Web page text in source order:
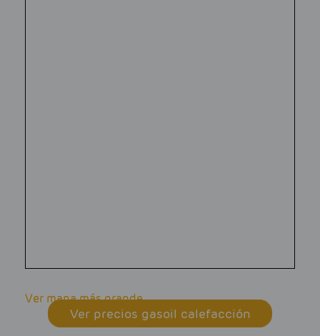
Ver mapa más grande
Ver precios gasoil calefacción